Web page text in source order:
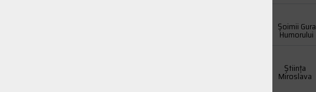
Şoimii Gura
Humorului
Știința
Miroslava